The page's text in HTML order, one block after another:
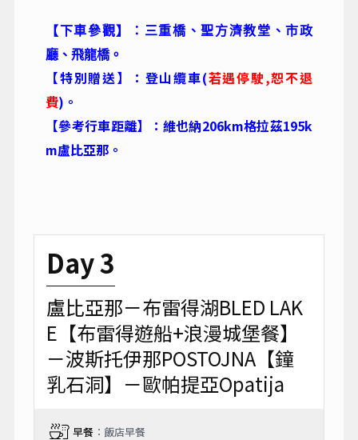
【下車參觀】：三重橋、聖方濟教堂、市政
廳、飛龍橋。
【特別贈送】：登山纜車(若遇停駛,恕不退
費)。
【參考行車距離】：維也納206km格拉茲195k
m盧比亞那。
Day 3
盧比亞那－布雷得湖BLED LAK
E【布雷得遊船+浪漫城堡餐】
－波斯托伊那POSTOJNA【鐘
乳石洞】－歐帕提亞Opatija
早餐：飯店早餐